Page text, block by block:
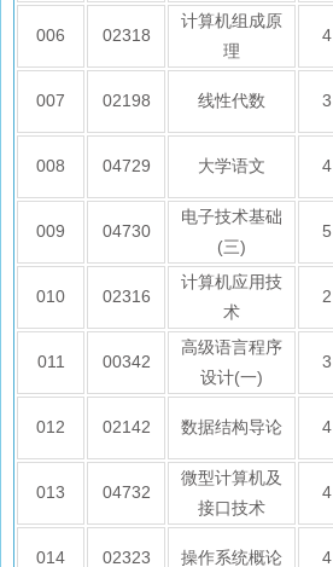
006 02318
计算机组成原
理
4
007 02198 线性代数 3
008 04729 大学语文 4
009 04730
电子技术基础
(三)
5
010 02316
计算机应用技
术
2
011 00342
高级语言程序
设计(一)
3
012 02142 数据结构导论 4
013 04732
微型计算机及
接口技术
4
014 02323 操作系统概论 4